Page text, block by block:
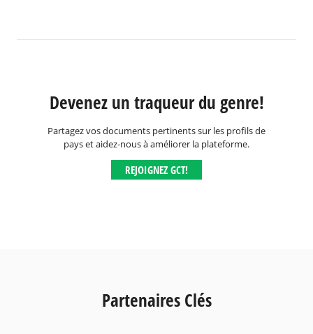
Devenez un traqueur du genre!
Partagez vos documents pertinents sur les profils de
pays et aidez-nous à améliorer la plateforme.
REJOIGNEZ GCT!
Partenaires Clés